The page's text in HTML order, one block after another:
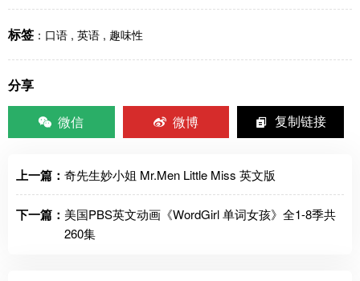
标签 ： 口语 , 英语 , 趣味性
分享
微信
微博 复制链接
上一篇： 奇先生妙小姐 Mr.Men Little Miss 英文版
下一篇： 美国PBS英文动画《WordGirl 单词女孩》全1-8季共
260集